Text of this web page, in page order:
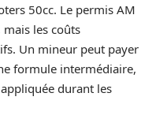
50cc. Le permis AM
mais les coûts
Un mineur peut payer
formule intermédiaire,
durant les